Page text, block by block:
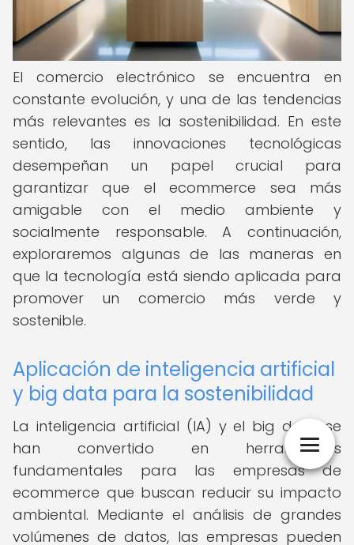
El comercio electrónico se encuentra en
constante evolución, y una de las tendencias
más relevantes es la sostenibilidad. En este
sentido, las innovaciones tecnológicas
desempeñan un papel crucial para
garantizar que el ecommerce sea más
amigable con el medio ambiente y
socialmente responsable. A continuación,
exploraremos algunas de las maneras en
que la tecnología está siendo aplicada para
promover un comercio más verde y
sostenible.
Aplicación de inteligencia artificial
y big data para la sostenibilidad
La inteligencia artificial (IA) y el big data se
han convertido en herramientas
fundamentales para las empresas de
ecommerce que buscan reducir su impacto
ambiental. Mediante el análisis de grandes
volúmenes de datos, las empresas pueden